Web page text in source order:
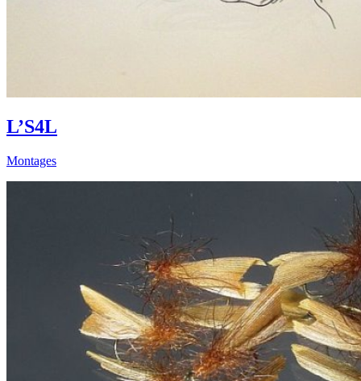
L’S4L
Montages